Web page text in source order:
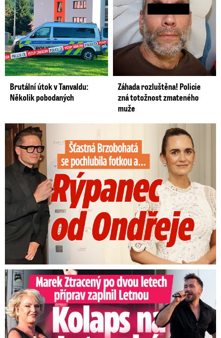
Brutální útok v Tanvaldu:
Několik pobodaných
Záhada rozluštěna! Policie
zná totožnost zmateného
muže
Šťastná Brzobohatá se pochlubila fotkou: Rýpanec od Ondřeje
Marek Ztracený na Letné: Pártlová stopla koncert